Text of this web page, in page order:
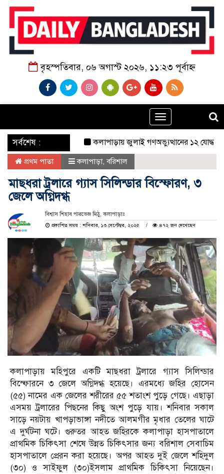
বৃহস্পতিবার, ০৬ অগাস্ট ২০২৬, ১১:২৩ পূর্বাহ্ন
Toggle
navigation
‌ সর্বশেষ : কলাপাড়ায় জুলাই গণঅভ্যুত্থানের ১২ যোদ্ধাকে
প্রথম পাতা কলাপাড়া,বরিশাল
মাছধরা ট্রলারে গ্যাস সিলিন্ডার বিস্ফোরণ, ৩
জেলে অগ্নিদগ্ধ
বিশ্বাস শিহাব পারভেজ মিঠু, কলাপাড়াঃ
প্রকাশিত সময় : শনিবার, ১৩ সেপ্টেম্বর, ২০২৫
৪৭২ জন দেখেছেন
কলাপাড়ায় মহিপুরে একটি মাছধরা ট্রলারে গ্যাস সিলিন্ডার
বিস্ফোরনে ৩ জেলে অগ্নিদগ্ধ হয়েছে। এরমধ্যে জহির হোসেন
(৫৫) নামের এক জেলের শরীরের ৫৫ শতাংশ পুড়ে গেছে। এছাড়া
এসময় ট্রলারের পিছনের কিছু অংশ পুড়ে যায়। শনিবার সকাল
সাড়ে নয়টায় খাপড়াভাঙ্গা নদীতে আলমগীর মৃধার তেলের ঘাটে
এ দুর্ঘটনা ঘটে। গুরুতর আহত জহিরকে কলাপাড়া হাসপাতালে
প্রাথমিক চিকিৎসা শেষে উন্নত চিকিৎসার জন্য বরিশাল সেবাচিম
হাসপাতালে প্রেরন করা হয়েছে। অপর আহত দুই জেলে শহিদুল
(৩০) ও সাইফুল (৩০)ইসলাম প্রাথমিক চিকিৎসা নিয়েছেন।